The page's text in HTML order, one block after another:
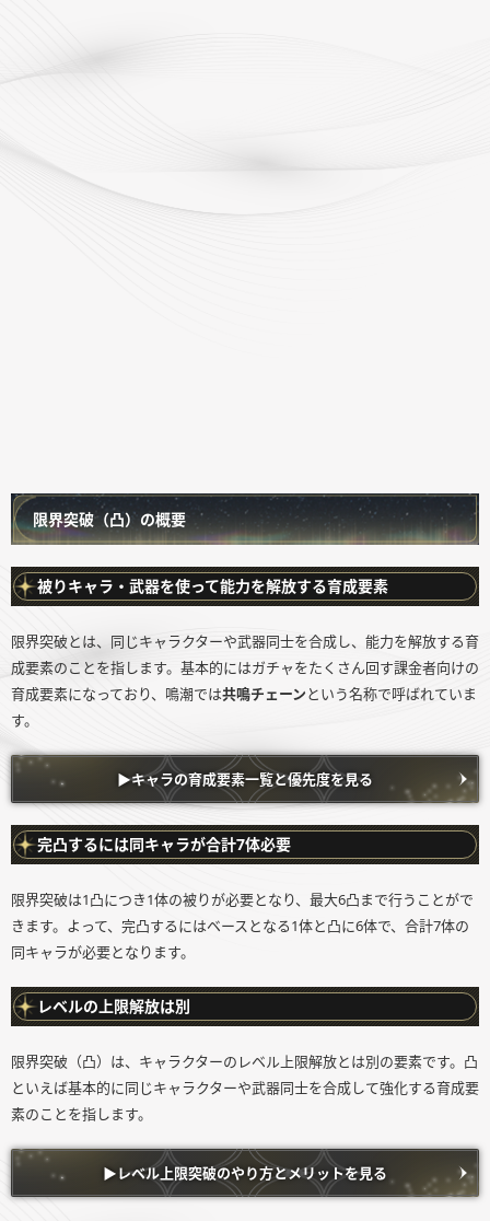
限界突破（凸）の概要
被りキャラ・武器を使って能力を解放する育成要素
限界突破とは、同じキャラクターや武器同士を合成し、能力を解放する育
成要素のことを指します。基本的にはガチャをたくさん回す課金者向けの
育成要素になっており、鳴潮では共鳴チェーンという名称で呼ばれていま
す。
▶︎キャラの育成要素一覧と優先度を見る
完凸するには同キャラが合計7体必要
限界突破は1凸につき1体の被りが必要となり、最大6凸まで行うことがで
きます。よって、完凸するにはベースとなる1体と凸に6体で、合計7体の
同キャラが必要となります。
レベルの上限解放は別
限界突破（凸）は、キャラクターのレベル上限解放とは別の要素です。凸
といえば基本的に同じキャラクターや武器同士を合成して強化する育成要
素のことを指します。
▶︎レベル上限突破のやり方とメリットを見る